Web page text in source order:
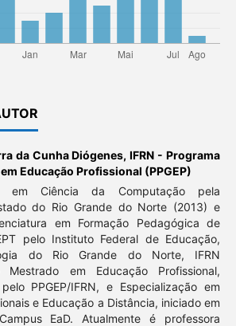
da Cunha Diógenes,IFRN - Programa
Educação Profissional (PPGEP)
em Ciência da Computação pela
do Rio Grande do Norte (2013) e
em Formação Pedagógica de
pelo Instituto Federal de Educação,
do Rio Grande do Norte, IFRN
Mestrado em Educação Profissional,
PPGEP/IFRN, e Especialização em
e Educação a Distância, iniciado em
EaD. Atualmente é professora